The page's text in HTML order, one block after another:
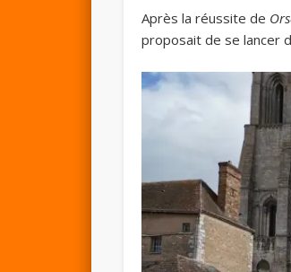
Après la réussite de
proposait de se lancer